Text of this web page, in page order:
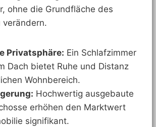
ohne die Grundfläche des
verändern.
Privatsphäre: Ein Schlafzimmer
Dach bietet Ruhe und Distanz
Wohnbereich.
Hochwertig ausgebaute
erhöhen den Marktwert
signifikant.